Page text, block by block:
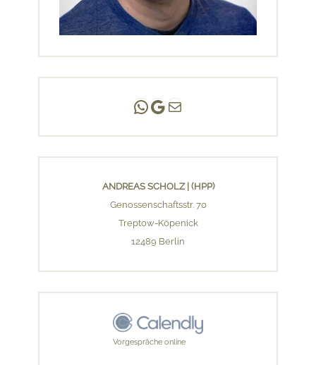
Andreas Scholz | (HPP)
Praxis Adlershof
E-Mail an mich ...
ANDREAS SCHOLZ | (HPP)
Genossenschaftsstr. 70
Treptow-Köpenick
12489 Berlin
Vorgespräche online